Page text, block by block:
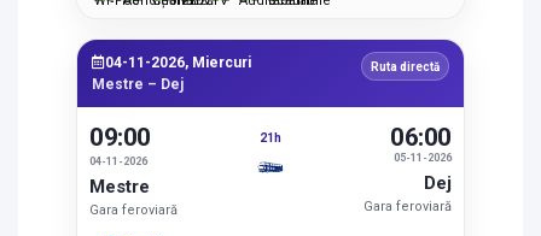
04-11-2026, Miercuri
Mestre – Dej
Ruta directă
09:00
04-11-2026
Mestre
Gara feroviară
21h
05-11-2026
06:00
Dej
Gara feroviară